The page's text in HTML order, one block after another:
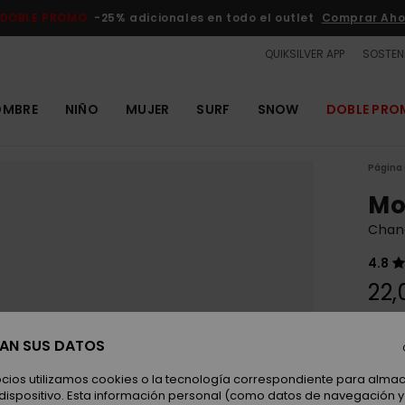
DOBLE PROMO -25% adicionales en todo el outlet Comprar
QUIKSILVER APP
NIÑO MUJER SURF SNOW DOBLE
Página
4.8
SUS DATOS
utilizamos cookies o la tecnología correspondiente para
Esta información personal (como datos de navegación